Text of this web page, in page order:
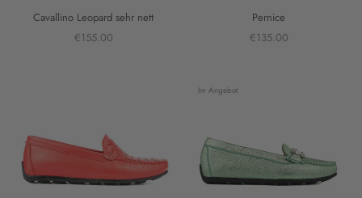
Cavallino Leopard sehr nett
€155.00
Pernice
€135.00
Im Angebot